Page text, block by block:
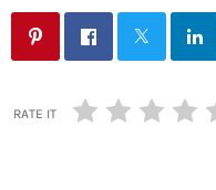
RATE IT